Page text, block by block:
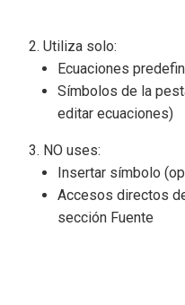
Utiliza solo:
Ecuaciones
Símbolos de la
editar ecuaciones)
NO uses:
Insertar símbolo
Accesos directos
sección Fuente